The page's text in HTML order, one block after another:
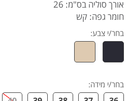
אורך סוליה בס"מ: 26
חומר גפה: קש
בחר/י צבע:
בחר/י מידה: